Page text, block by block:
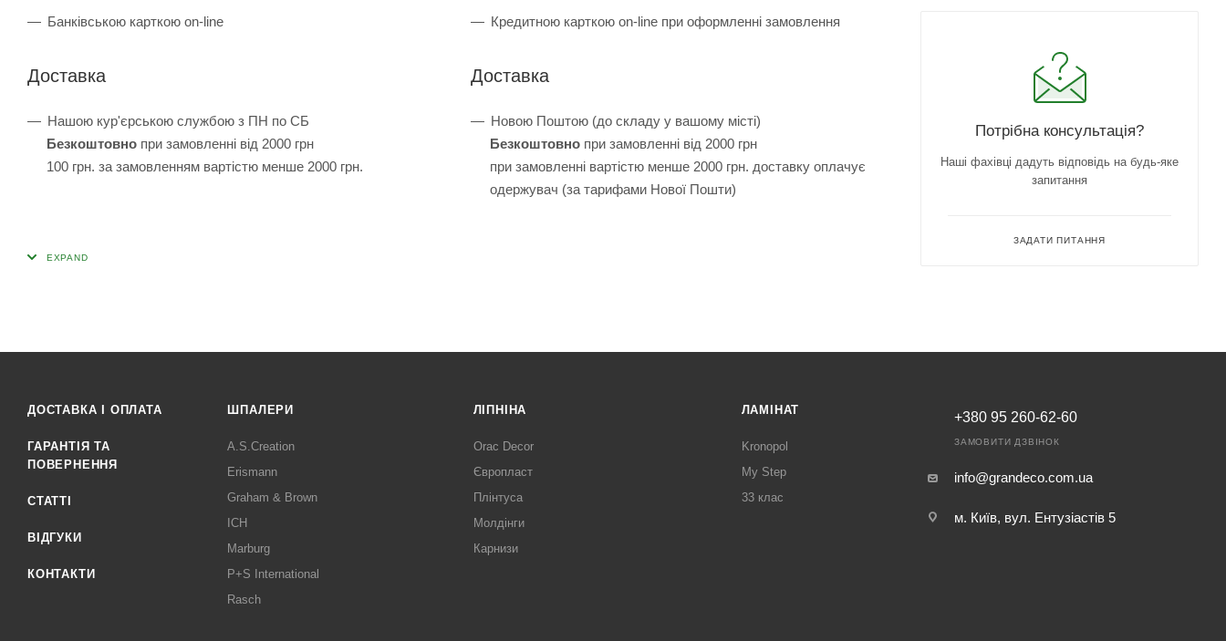
Банківською карткою on-line
Доставка
Нашою кур'єрською службою з ПН по СБ
Безкоштовно при замовленні від 2000 грн
100 грн. за замовленням вартістю менше 2000 грн.
Кредитною карткою on-line при оформленні замовлення
Доставка
Новою Поштою (до складу у вашому місті)
Безкоштовнопри замовленні від 2000 грн
при замовленні вартістю менше 2000 грн. доставку оплачує
одержувач (за тарифами Нової Пошти)
Потрібна консультація?
Наші фахівці дадуть відповідь на будь-яке
запитання
ЗАДАТИ ПИТАННЯ
ДОСТАВКА І ОПЛАТА
ГАРАНТІЯ ТА
ПОВЕРНЕННЯ
СТАТТІ
ВІДГУКИ
КОНТАКТИ
ШПАЛЕРИ
A.S.Creation
Erismann
Graham & Brown
ICH
Marburg
P+S International
Rasch
ЛІПНІНА
Orac Decor
Європласт
Плінтуса
Молдінги
Карнизи
ЛАМІНАТ
Kronopol
My Step
33 клас
+380 95 260-62-60
ЗАМОВИТИ ДЗВІНОК
info@grandeco.com.ua
м. Київ, вул. Ентузіастів 5